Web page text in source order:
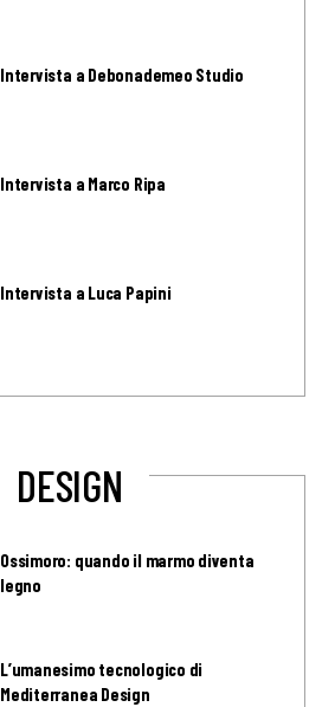
Intervista a Debonademeo Studio
Intervista a Marco Ripa
Intervista a Luca Papini
DESIGN
Ossimoro: quando il marmo diventa
legno
L’umanesimo tecnologico di
Mediterranea Design